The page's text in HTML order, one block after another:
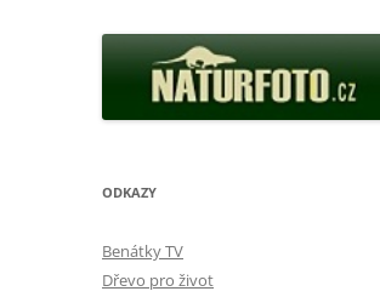
ODKAZY
Benátky TV
Dřevo pro život